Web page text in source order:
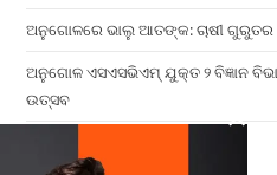
ଅନୁଗୋଳରେ ଭାଲୁ ଆତଙ୍କ: ଚାଷୀ ଗୁରୁତର
ଅନୁଗୋଳ ଏସଏସଭିଏମ୍ ଯୁକ୍ତ ୨ ବିଜ୍ଞାନ
ଉତ୍ସବ
×